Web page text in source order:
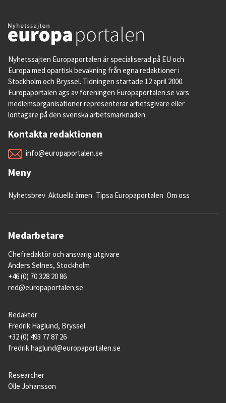
Nyhetssajten Europaportalen är specialiserad på EU och
Europa med opartisk bevakning från egna redaktioner i
Stockholm och Bryssel. Tidningen startade 12 april 2000.
Europaportalen ägs av föreningen Europaportalen.se vars
medlemsorganisationer representerar arbetsgivare eller
löntagare på den svenska arbetsmarknaden.
Kontakta redaktionen
info@europaportalen.se
Meny
Nyhetsbrev Aktuella ämen Tipsa Europaportalen Om oss
Medarbetare
Chefredaktör och ansvarig utgivare
Anders Selnes, Stockholm
+46 (0) 70 328 20 86
red@europaportalen.se
Redaktör
Fredrik Haglund, Bryssel
+32 (0) 493 77 87 26
fredrik.haglund@europaportalen.se
Researcher
Olle Johansson